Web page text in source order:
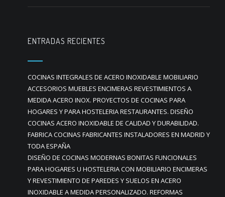
ENTRADAS RECIENTES
COCINAS INTEGRALES DE ACERO INOXIDABLE MOBILIARIO
ACCESORIOS MUEBLES ENCIMERAS REVESTIMIENTOS A
MEDIDA ACERO INOX. PROYECTOS DE COCINAS PARA
HOGARES Y PARA HOSTELERIA RESTAURANTES. DISEÑO
COCINAS ACERO INOXIDABLE DE CALIDAD Y DURABILIDAD.
FABRICA COCINAS FABRICANTES INSTALADORES EN MADRID Y
TODA ESPAÑA
DISEÑO DE COCINAS MODERNAS BONITAS FUNCIONALES
PARA HOGARES U HOSTELERIA CON MOBILIARIO ENCIMERAS
Y REVESTIMIENTO DE PAREDES Y SUELOS EN ACERO
INOXIDABLE A MEDIDA PERSONALIZADO. REFORMAS